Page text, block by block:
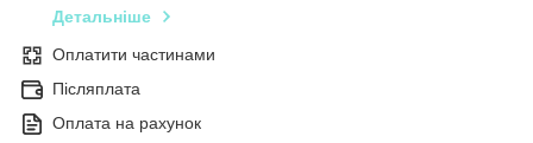
Детальніше
Оплатити частинами
Післяплата
Оплата на рахунок